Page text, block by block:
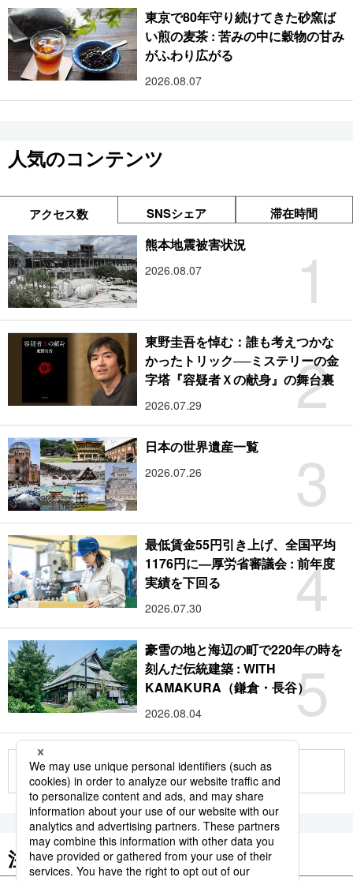
東京で80年守り続けてきた砂窯ば
い煎の麦茶 : 苦みの中に穀物の甘み
がふわり広がる
2026.08.07
人気のコンテンツ
アクセス数 SNSシェア 滞在時間
1
熊本地震被害状況
2026.08.07
2
東野圭吾を悼む：誰も考えつかな
かったトリック──ミステリーの金
字塔『容疑者Ｘの献身』の舞台裏
2026.07.29
3
日本の世界遺産一覧
2026.07.26
4
最低賃金55円引き上げ、全国平均
1176円に―厚労省審議会 : 前年度
実績を下回る
2026.07.30
5
豪雪の地と海辺の町で220年の時を
刻んだ伝統建築 : WITH
KAMAKURA（鎌倉・長谷）
2026.08.04
もっと見る
注目のキーワード